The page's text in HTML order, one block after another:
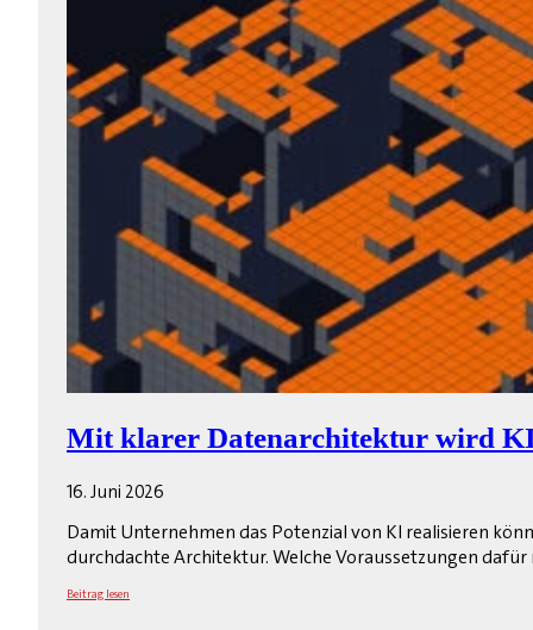
Mit klarer Datenarchitektur wird
16. Juni 2026
Damit Unternehmen das Potenzial von KI realisieren
durchdachte Architektur. Welche Voraussetzungen
Beitrag lesen